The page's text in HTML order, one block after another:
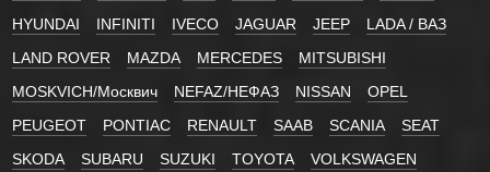
HYUNDAI
INFINITI IVECO JAGUAR JEEP
LADA / ВАЗ
LAND ROVER
MAZDA MERCEDES
MITSUBISHI
MOSKVICH/Москвич
NEFAZ/НЕФАЗ NISSAN
OPEL
PEUGEOT
PONTIAC RENAULT SAAB SCANIA
SEAT
SKODA
SUBARU SUZUKI TOYOTA
VOLKSWAGEN